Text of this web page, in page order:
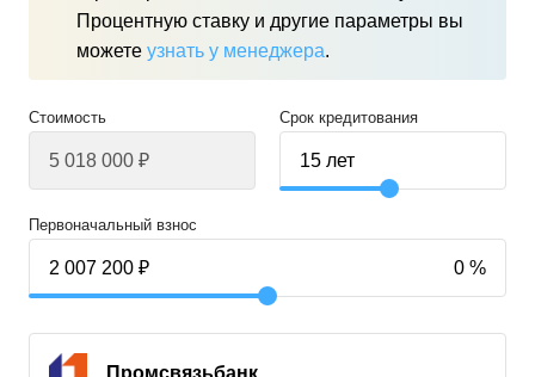
Процентную ставку и другие параметры вы
можете узнать у менеджера.
Стоимость
Первоначальный взнос
Срок кредитования
Промсвязьбанк